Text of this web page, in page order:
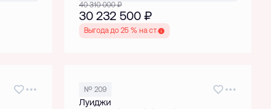
40 310 000₽
30 232 500 ₽
Выгода до 25 % на старте
№ 209
Луиджи